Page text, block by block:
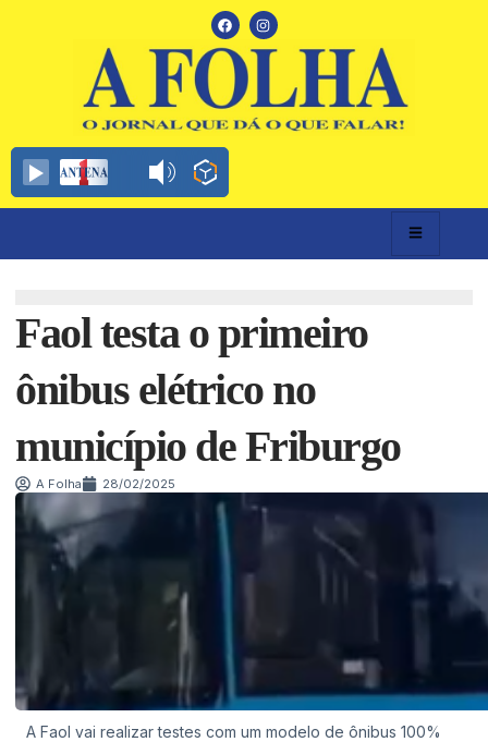
Faol testa o primeiro
ônibus elétrico no
município de Friburgo
A Folha 28/02/2025
A Faol vai realizar testes com um modelo de ônibus 100%